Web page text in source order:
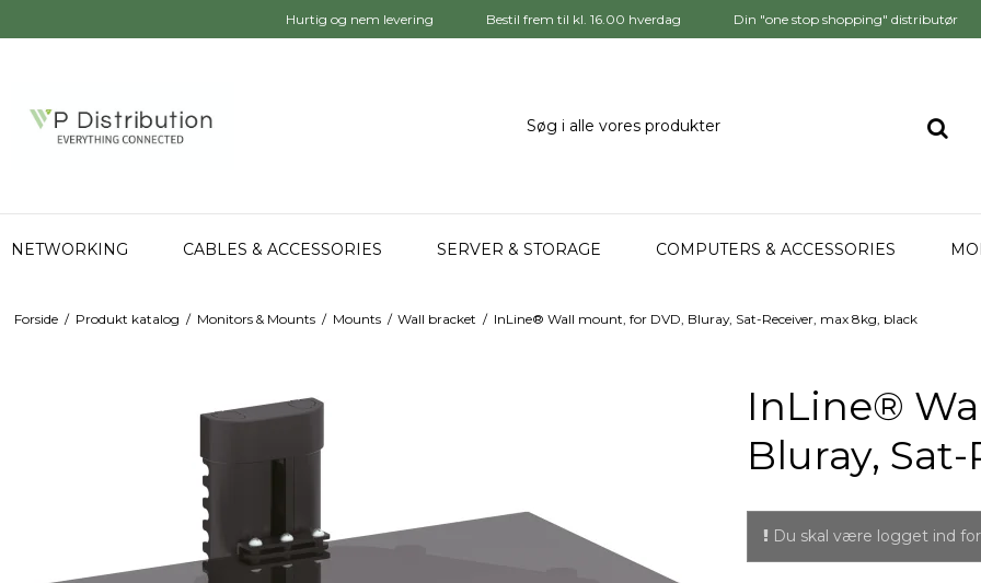
Hurtig og nem levering Bestil frem til kl. 16.00 hverdag Din "one stop shopping" distributør
NETWORKING CABLES & ACCESSORIES SERVER & STORAGE COMPUTERS & ACCESSORIES
Forside / Produkt katalog / Monitors & Mounts / Mounts / Wall bracket / InLine® Wall mount, for DVD, Bluray, Sat-Receiver, max 8kg, black
InLine®
Bluray,
Du skal være logget ind